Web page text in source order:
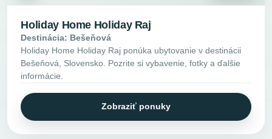
Holiday Home Holiday Raj
Destinácia: Bešeňová
Holiday Home Holiday Raj ponúka ubytovanie v destinácii
Bešeňová, Slovensko. Pozrite si vybavenie, fotky a ďalšie
informácie.
Zobraziť ponuky